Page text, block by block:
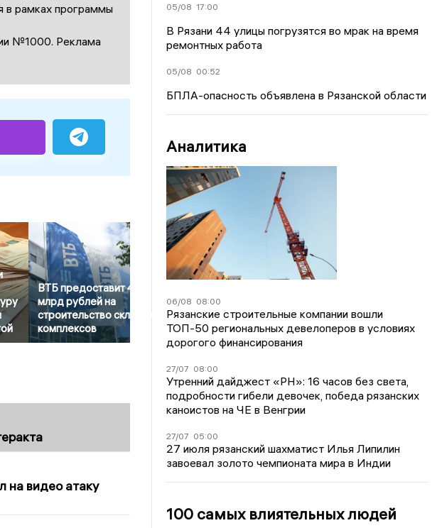
в рамках программы
№1000. Реклама
ВТБ предоставит 4,9
млрд рублей на
строительство складских
комплексов
на видео атаку
05/08 17:00
В Рязани 44 улицы погрузятся во мрак на время
ремонтных работа
05/08 00:52
БПЛА-опасность объявлена в Рязанской области
Аналитика
06/08 08:00
Рязанские строительные компании вошли
ТОП-50 региональных девелоперов в условиях
дорогого финансирования
27/07 08:00
Утренний дайджест «РН»: 16 часов без света,
подробности гибели девочек, победа рязанских
каноистов на ЧЕ в Венгрии
27/07 05:00
27 июля рязанский шахматист Илья Липилин
завоевал золото чемпионата мира в Индии
100 самых влиятельных людей